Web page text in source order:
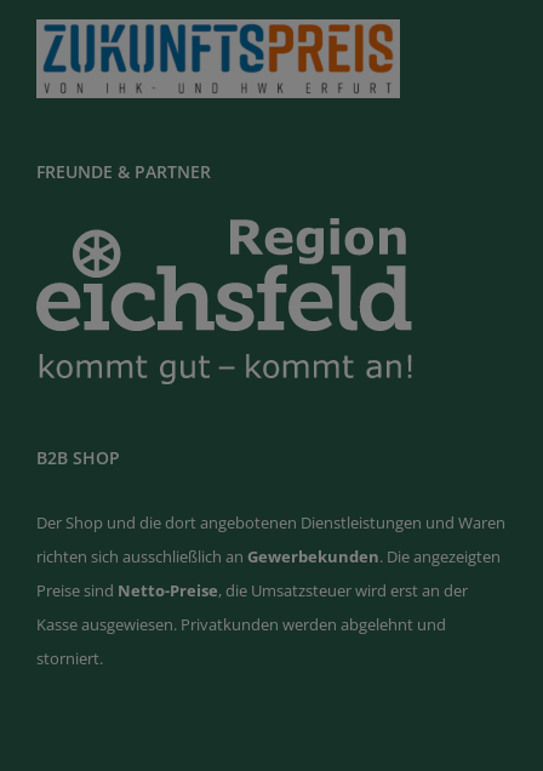
FREUNDE & PARTNER
B2B SHOP
Der Shop und die dort angebotenen Dienstleistungen und Waren
richten sich ausschließlich an Gewerbekunden. Die angezeigten
Preise sind Netto-Preise, die Umsatzsteuer wird erst an der
Kasse ausgewiesen. Privatkunden werden abgelehnt und
storniert.